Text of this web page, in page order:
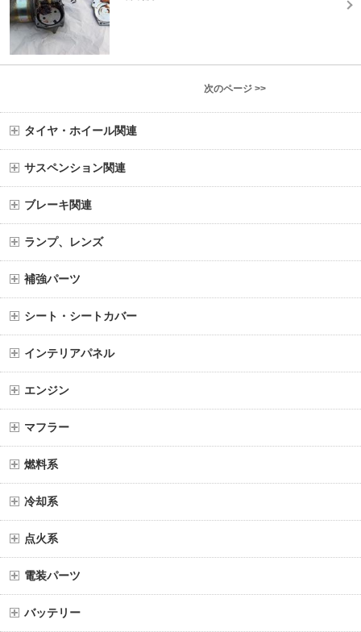
次のページ >>
タイヤ・ホイール関連
サスペンション関連
ブレーキ関連
ランプ、レンズ
補強パーツ
シート・シートカバー
インテリアパネル
エンジン
マフラー
燃料系
冷却系
点火系
電装パーツ
バッテリー